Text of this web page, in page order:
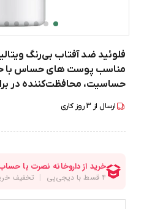
حساسیت، محافظت‌کننده در
ارسال از 3روز کاری